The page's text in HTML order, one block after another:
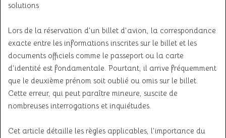
solutions
Lors de la réservation d’un billet d’avion, la correspondance
exacte entre les informations inscrites sur le billet et les
documents officiels comme le passeport ou la carte
d’identité est fondamentale. Pourtant, il arrive fréquemment
que le deuxième prénom soit oublié ou omis sur le billet.
Cette erreur, qui peut paraître mineure, suscite de
nombreuses interrogations et inquiétudes.
Cet article détaille les règles applicables, l’importance du